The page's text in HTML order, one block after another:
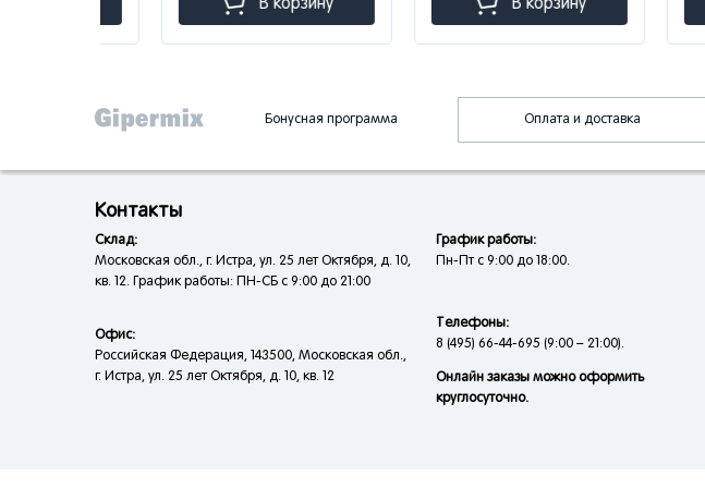
В корзину В корзину
Бонусная программа Оплата и доставка
Контакты
Склад:
Московская обл., г. Истра, ул. 25 лет Октября, д. 10,
кв. 12. График работы: ПН-СБ с 9:00 до 21:00
Офис:
Российская Федерация, 143500, Московская обл.,
г. Истра, ул. 25 лет Октября, д. 10, кв. 12
График работы:
Пн-Пт с 9:00 до 18:00.
Телефоны:
8 (495) 66-44-695 (9:00 – 21:00).
Онлайн заказы можно оформить
круглосуточно.